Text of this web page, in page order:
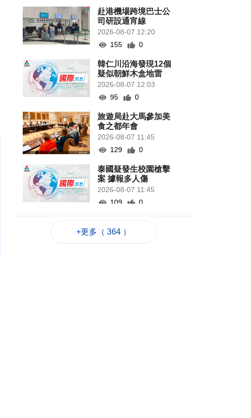
赴港機場跨境巴士公
司研設通宵線
2026-08-07 12:20
155
0
韓仁川沿海發現12個
疑似朝鮮木盒地雷
2026-08-07 12:03
95
0
旅遊局赴大馬參加美
食之都年會
2026-08-07 11:45
129
0
泰國疑發生校園槍擊
案 據報多人傷
2026-08-07 11:45
109
0
百航班取消
+更多（ 364 ）